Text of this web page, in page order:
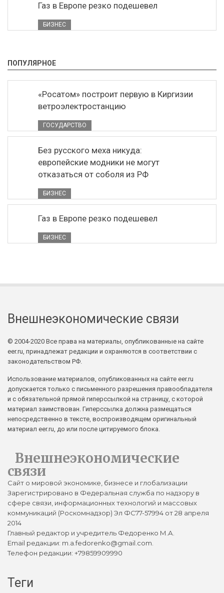
Газ в Европе резко подешевел
БИЗНЕС
ПОПУЛЯРНОЕ
«Росатом» построит первую в Киргизии
ветроэлектростанцию
ГОСУДАРСТВО
Без русского меха никуда:
европейские модники не могут
отказаться от соболя из РФ
БИЗНЕС
Газ в Европе резко подешевел
БИЗНЕС
Внешнеэкономические связи
© 2004-2020 Все права на материалы, опубликованные на сайте
eer.ru, принадлежат редакции и охраняются в соответствии с
законодательством РФ.
Использование материалов, опубликованных на сайте eer.ru
допускается только с письменного разрешения правообладателя
и с обязательной прямой гиперссылкой на страницу, с которой
материал заимствован. Гиперссылка должна размещаться
непосредственно в тексте, воспроизводящем оригинальный
материал eer.ru, до или после цитируемого блока.
Внешнеэкономические
связи
Сайт о мировой экономике, бизнесе и глобализации
Зарегистрировано в Федеральная служба по надзору в
сфере связи, информационных технологий и массовых
коммуникаций (Роскомнадзор) Эл ФС77-57994 от 28 апреля
2014
Главный редактор и учредитель Федоренко М.А.
Email редакции: m.a.fedorenko@gmail.com.
Телефон редакции: +79859909990
Теги